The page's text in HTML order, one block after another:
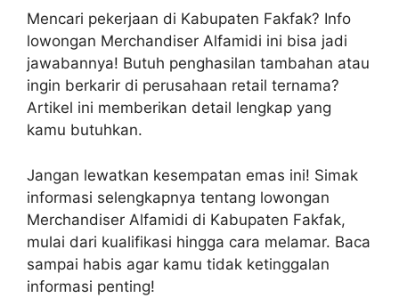
Mencari pekerjaan di Kabupaten Fakfak? Info
lowongan Merchandiser Alfamidi ini bisa jadi
jawabannya! Butuh penghasilan tambahan atau
ingin berkarir di perusahaan retail ternama?
Artikel ini memberikan detail lengkap yang
kamu butuhkan.
Jangan lewatkan kesempatan emas ini! Simak
informasi selengkapnya tentang lowongan
Merchandiser Alfamidi di Kabupaten Fakfak,
mulai dari kualifikasi hingga cara melamar. Baca
sampai habis agar kamu tidak ketinggalan
informasi penting!